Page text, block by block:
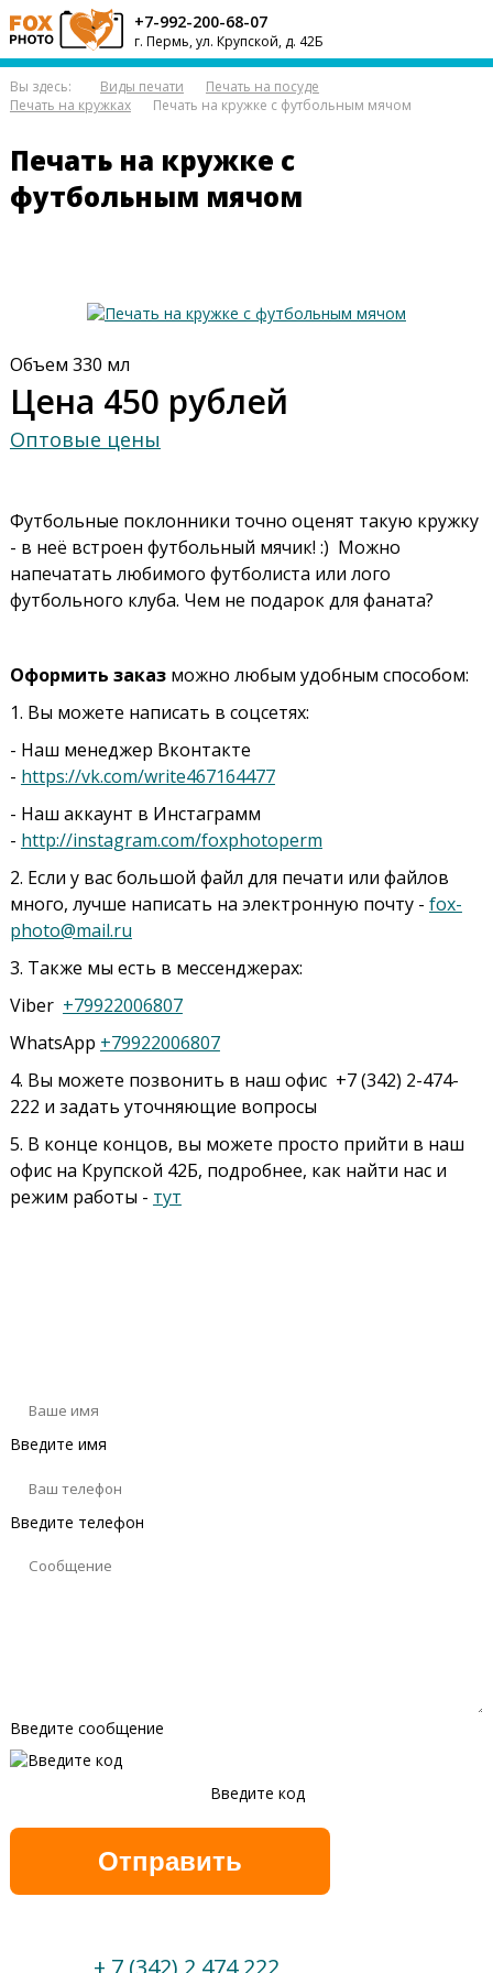
+7-992-200-68-07
г. Пермь, ул. Крупской, д. 42Б
Вы здесь: Виды печати
Печать на посуде
Печать на кружках
Печать на кружке с футбольным мячом
Печать на кружке с
футбольным мячом
Объем 330 мл
Цена 450 рублей
Оптовые цены
Футбольные поклонники точно оценят такую кружку
- в неё встроен футбольный мячик! :) Можно
напечатать любимого футболиста или лого
футбольного клуба. Чем не подарок для фаната?
Оформить заказможно любым удобным способом:
1. Вы можете написать в соцсетях:
- Наш менеджер Вконтакте
- https://vk.com/write467164477
- Наш аккаунт в Инстаграмм
- http://instagram.com/foxphotoperm
2. Если у вас большой файл для печати или файлов
много, лучше написать на электронную почту - fox-
photo@mail.ru
3. Также мы есть в мессенджерах:
Viber +79922006807
WhatsApp +79922006807
4. Вы можете позвонить в наш офис +7 (342) 2-474-
222 и задать уточняющие вопросы
5. В конце концов, вы можете просто прийти в наш
офис на Крупской 42Б, подробнее, как найти нас и
режим работы - тут
Введите имя
Введите телефон
Введите сообщение
Введите код
+ 7 (342) 2 474 222